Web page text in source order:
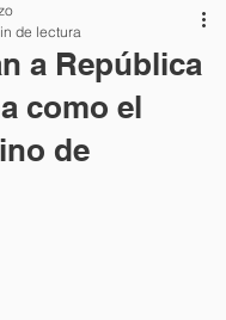
a República
como el
de
de lectura